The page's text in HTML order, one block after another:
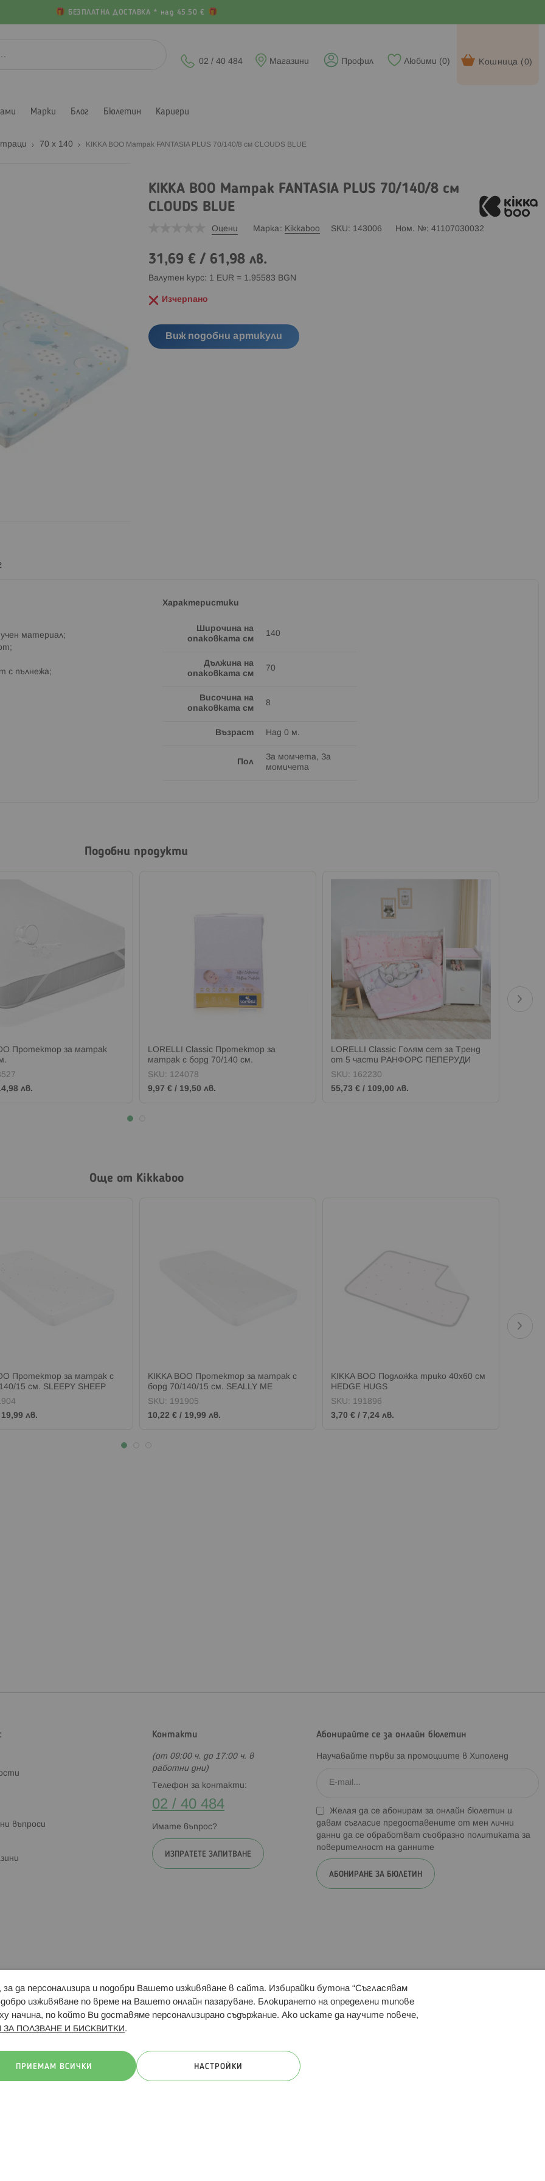
БЕЗПЛАТНА ДОСТАВКА * над 45.50 €
Кошница (0)
Любими (0)
Профил
Магазини
02 / 40 484
Марки Блог Бюлетин Кариери
70 x 140 KIKKA BOO Матрак FANTASIA PLUS 70/140/8 см CLOUDS BLUE
KIKKA BOO Матрак FANTASIA PLUS 70/140/8 см
CLOUDS BLUE
Оцени Марка Kikkaboo SKU 143006 Ном. № 41107030032
31,69 €/ 61,98 лв.
Валутен курс: 1 EUR = 1.95583 BGN
Изчерпано
Виж подобни артикули
мaтepиaл;
c пълнeжa;
Характеристики
Широчина на
опаковката см
140
Дължина на
опаковката см
70
Височина на
опаковката см
8
Възраст Над 0 м.
Пол
За момчета, За
момичета
Подобни продукти
Протектор за матрак
лв.
LORELLI Classic Протектор за
матрак с борд 70/140 см.
SKU: 124078
9,97 € / 19,50 лв.
LORELLI Classic Голям сет за Тренд
от 5 части РАНФОРС ПЕПЕРУДИ
РОЗОВО
SKU: 162230
55,73 € / 109,00 лв.
Още от Kikkaboo
Протектор за матрак с
15 см. SLEEPY SHEEP
19,99 лв.
KIKKA BOO Протектор за матрак с
борд 70/140/15 см. SEALLY ME
SKU: 191905
10,22 € / 19,99 лв.
KIKKA BOO Подложка трико 40х60 см
HEDGE HUGS
SKU: 191896
3,70 € / 7,24 лв.
въпроси
Контакти
(от 09:00 ч. до 17:00 ч. в
работни дни)
Телефон за контакти:
02 / 40 484
Имате въпрос?
ИЗПРАТЕТЕ ЗАПИТВАНЕ
Абонирайте се за онлайн бюлетин
Научавайте първи за промоциите в Хиполенд
Желая да се абонирам за онлайн бюлетин и
давам съгласие предоставените от мен лични
данни да се обработват съобразно политиката за
поверителност на данните
АБОНИРАНЕ ЗА БЮЛЕТИН
Свързани сайтове: Hippoland.ro Последвайте ни:
за да персонализира и подобри Вашето изживяване в сайта. Избирайки бутона “Съгласявам
изживяване по време на Вашето онлайн пазаруване. Блокирането на определени типове
начина, по който Ви доставяме персонализирано съдържание. Ако искате да научите повече,
ПОЛЗВАНЕ И БИСКВИТКИ .
ПРИЕМАМ ВСИЧКИ НАСТРОЙКИ